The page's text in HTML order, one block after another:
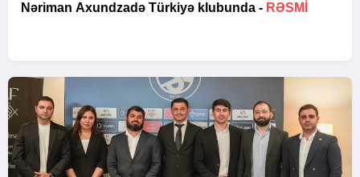
Nəriman Axundzadə Türkiyə klubunda - RƏSMİ